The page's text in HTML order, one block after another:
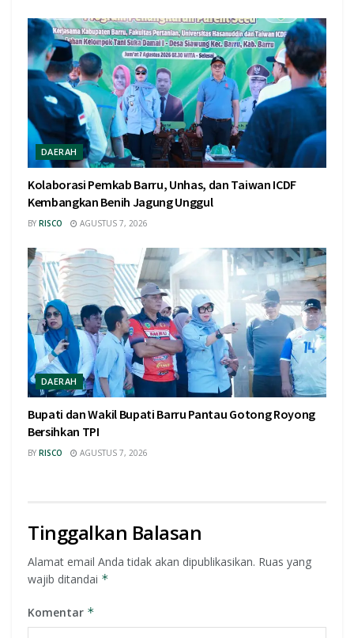
DAERAH
Kolaborasi Pemkab Barru, Unhas, dan Taiwan ICDF
Kembangkan Benih Jagung Unggul
BY RISCO AGUSTUS 7, 2026
DAERAH
Bupati dan Wakil Bupati Barru Pantau Gotong Royong
Bersihkan TPI
BY RISCO AGUSTUS 7, 2026
Tinggalkan Balasan
Alamat email Anda tidak akan dipublikasikan. Ruas yang
wajib ditandai *
Komentar *